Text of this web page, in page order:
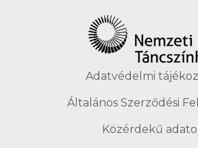
Adatvédelmi
Általános Szerződési
Közérdekű